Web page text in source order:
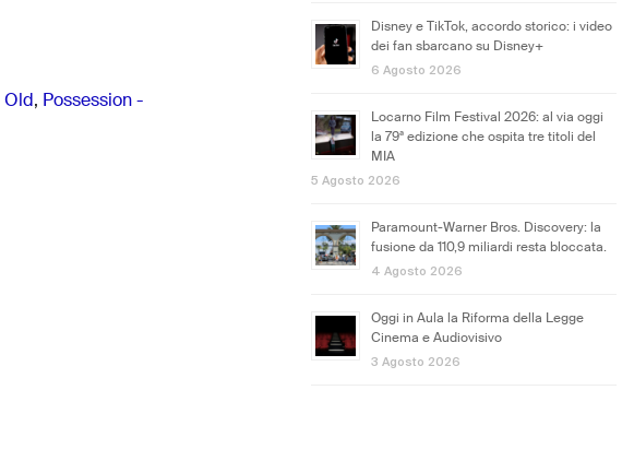
Old , Possession -
Disney e TikTok, accordo storico: i video
dei fan sbarcano su Disney+
6 Agosto 2026
Locarno Film Festival 2026: al via oggi
la 79ª edizione che ospita tre titoli del
MIA
5 Agosto 2026
Paramount-Warner Bros. Discovery: la
fusione da 110,9 miliardi resta bloccata.
4 Agosto 2026
Oggi in Aula la Riforma della Legge
Cinema e Audiovisivo
3 Agosto 2026